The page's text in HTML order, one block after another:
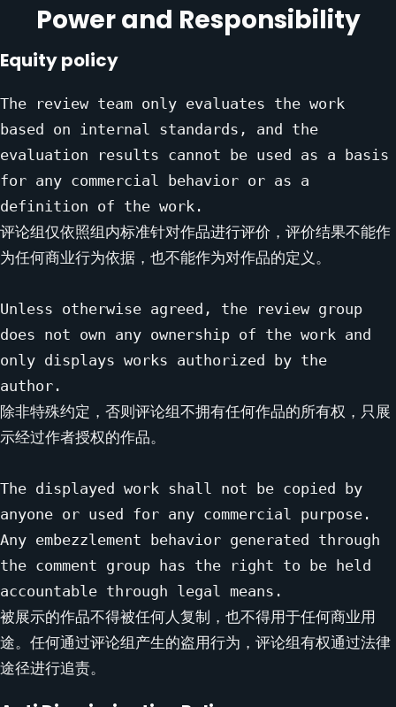
Power and Responsibility
Equity policy
The review team only evaluates the work
based on internal standards, and the
evaluation results cannot be used as a basis
for any commercial behavior or as a
definition of the work.
评论组仅依照组内标准针对作品进行评价，评价结果不能作
为任何商业行为依据，也不能作为对作品的定义。
Unless otherwise agreed, the review group
does not own any ownership of the work and
only displays works authorized by the
author.
除非特殊约定，否则评论组不拥有任何作品的所有权，只展
示经过作者授权的作品。
The displayed work shall not be copied by
anyone or used for any commercial purpose.
Any embezzlement behavior generated through
the comment group has the right to be held
accountable through legal means.
被展示的作品不得被任何人复制，也不得用于任何商业用
途。任何通过评论组产生的盗用行为，评论组有权通过法律
途径进行追责。